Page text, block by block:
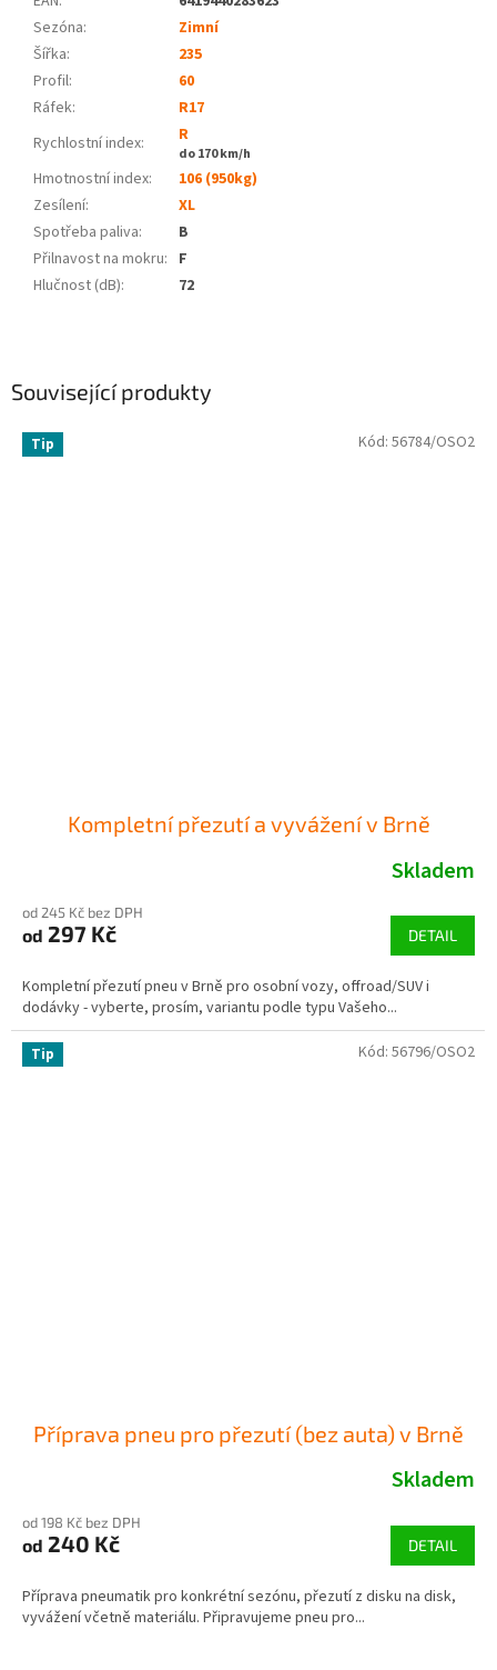
Související produkty
Tip
Kompletní přezutí a vyvážení v Brně
Skladem
od 245 Kč bez DPH
od 297 Kč DETAIL
Kompletní přezutí pneu v Brně pro osobní vozy, offroad/SUV i
dodávky - vyberte, prosím, variantu podle typu Vašeho...
Kód: 56784/OSO2
Tip
Příprava pneu pro přezutí (bez auta) v Brně
Skladem
od 198 Kč bez DPH
od 240 Kč DETAIL
Příprava pneumatik pro konkrétní sezónu, přezutí z disku na disk,
vyvážení včetně materiálu. Připravujeme pneu pro...
Kód: 56796/OSO2
Sezóna:
Zimní
Šířka:
235
Profil:
60
Ráfek:
R17
Rychlostní index:
R
do 170 km/h
Hmotnostní index:
106 (950kg)
Zesílení:
XL
Spotřeba paliva:
B
Přilnavost na mokru: F
Hlučnost (dB): 72